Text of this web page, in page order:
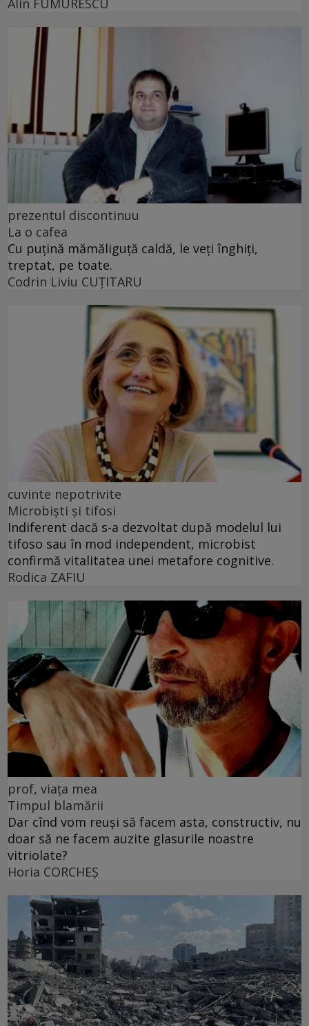
prezentul discontinuu
La o cafea
Cu puţină mămăliguţă caldă, le veţi înghiţi,
treptat, pe toate.
Codrin Liviu CUŢITARU
cuvinte nepotrivite
Microbiști și tifosi
Indiferent dacă s-a dezvoltat după modelul lui
tifoso sau în mod independent, microbist
confirmă vitalitatea unei metafore cognitive.
Rodica ZAFIU
prof, viața mea
Timpul blamării
Dar cînd vom reuși să facem asta, constructiv, nu
doar să ne facem auzite glasurile noastre
vitriolate?
Horia CORCHEŞ